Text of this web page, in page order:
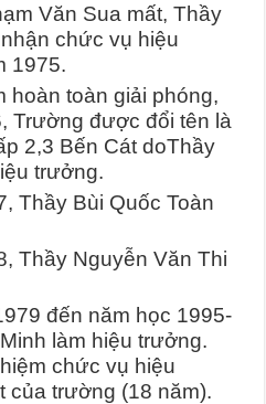
Văn Sua mất, Thầy
chức vụ hiệu
1975.
hoàn toàn giải phóng,
Trường được đổi tên là
2,3 Bến Cát doThầy
trưởng.
Thầy Bùi Quốc Toàn
Thầy Nguyễn Văn Thi
đến năm học 1995-
làm hiệu trưởng.
chức vụ hiệu
của trường (18 năm).